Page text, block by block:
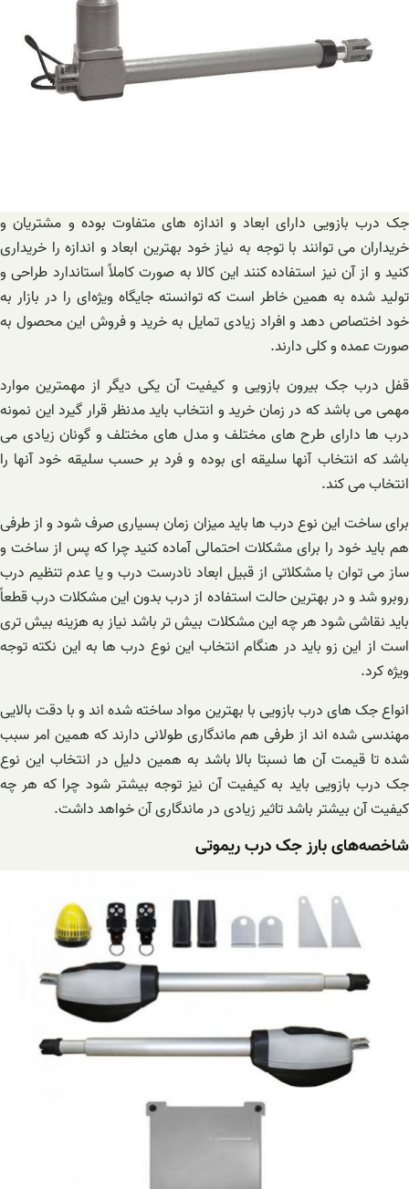
جک درب بازویی دارای ابعاد و اندازه های متفاوت بوده و مشتریان و
خریداران می‌ توانند با توجه به نیاز خود بهترین ابعاد و اندازه را خریداری
کنید و از آن نیز استفاده کنند این کالا به صورت کاملاً استاندارد طراحی و
تولید شده به همین خاطر است که توانسته جایگاه ویژه‌ای را در بازار به
خود اختصاص دهد و افراد زیادی تمایل به خرید و فروش این محصول به
صورت عمده و کلی دارند.
قفل درب جک بیرون بازویی و کیفیت آن یکی دیگر از مهمترین موارد
مهمی می‌ باشد که در زمان خرید و انتخاب باید مدنظر قرار گیرد این نمونه
درب ها دارای طرح های مختلف و مدل های مختلف و گونان زیادی می
باشد که انتخاب آنها سلیقه‌ ای بوده و فرد بر حسب سلیقه خود آنها را
انتخاب می‌ کند.
برای ساخت این نوع درب ها باید میزان زمان بسیاری صرف شود و از طرفی
هم باید خود را برای مشکلات احتمالی آماده کنید چرا که پس از ساخت و
ساز می توان با مشکلاتی از قبیل ابعاد نادرست درب و یا عدم تنظیم درب
روبرو شد و در بهترین حالت استفاده از درب بدون این مشکلات درب قطعاً
باید نقاشی شود هر چه این مشکلات بیش تر باشد نیاز به هزینه بیش تری
است از این زو باید در هنگام انتخاب این نوع درب ها به این نکته توجه
ویژه کرد.
انواع جک های درب بازویی با بهترین مواد ساخته شده اند و با دقت بالایی
مهندسی شده اند از طرفی هم ماندگاری طولانی دارند که همین امر سبب
شده تا قیمت آن ها نسبتا بالا باشد به همین دلیل در انتخاب این نوع
جک درب بازویی باید به کیفیت آن نیز توجه بیشتر شود چرا که هر چه
کیفیت آن بیشتر باشد تاثیر زیادی در ماندگاری آن خواهد داشت.
شاخصه‌های بارز جک درب ریموتی